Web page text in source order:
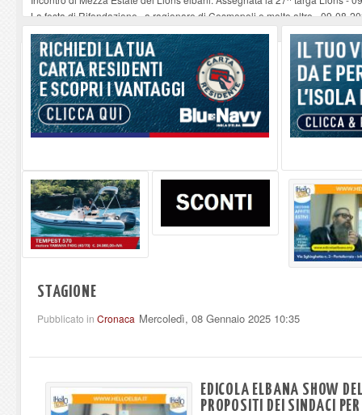
La festa di Rifondazione , a ragionare di Cosmopoli e molto altro-09-08-
Le musiche di Ramazzotti stasera a Marciana-09-08-2026
Porto Azzurro: rubinetti a secco in parte del Centro Storico
09-08-2026
Seccheto acque torbide dopo i lavori notturni in spiagggia
09-08-2026
STAGIONE
Pubblicato in Cronaca Mercoledì, 08 Gennaio 2025 10:35
EDICOLA ELBANA SHOW
PROPOSITI DEI SINDACI